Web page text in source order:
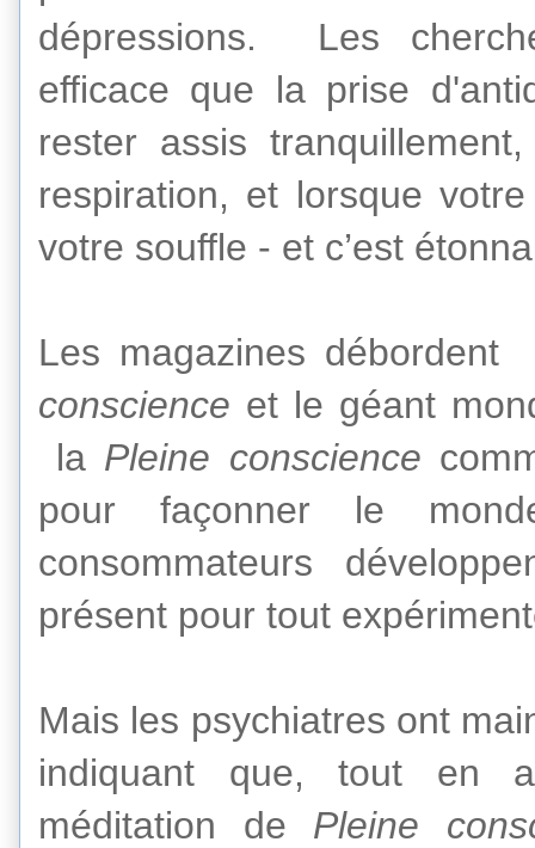
dépressions. Les
efficace que la prise
rester assis tranquillement,
respiration, et lorsque votre
votre souffle - et c’est
Les magazines débordent
conscience et le géant
la Pleine conscience
pour façonner
le
consommateurs
présent pour tout
Mais les psychiatres ont
indiquant que,
tout en
méditation de Pleine